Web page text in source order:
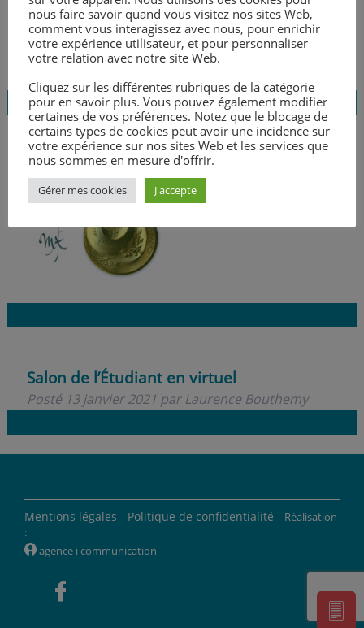
]
Médaille d’or
Posté14 janvier 2021par Laurence Bouthemy
Salon de l’Étudiant en virtuel
Posté 13 janvier 2021 par Laurence Bouthemy
Mentions légales - Politique de confidentialité - Réalisation
:
W agence i communication
'
nous faire savoir quand vous visitez nos sites Web,
comment vous interagissez avec nous, pour enrichir
votre expérience utilisateur, et pour personnaliser
votre relation avec notre site Web.
Cliquez sur les différentes rubriques de la catégorie
pour en savoir plus. Vous pouvez également modifier
certaines de vos préférences. Notez que le blocage de
certains types de cookies peut avoir une incidence sur
votre expérience sur nos sites Web et les services que
nous sommes en mesure d'offrir.
Gérer mes cookies J'accepte